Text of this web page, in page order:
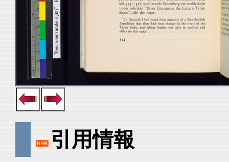
引用情報